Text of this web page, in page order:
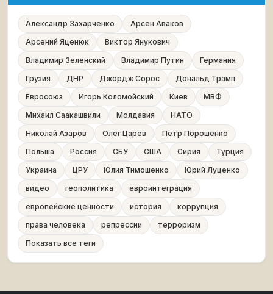
Александр Захарченко
Арсен Аваков
Арсений Яценюк
Виктор Янукович
Владимир Зеленский
Владимир Путин
Германия
Грузия
ДНР Джордж Сорос
Дональд Трамп
Евросоюз
Игорь Коломойский Киев
МВФ
Михаил Саакашвили
Молдавия
НАТО
Николай Азаров
Олег Царев
Петр Порошенко
Польша
Россия СБУ США Сирия
Турция
Украина
ЦРУ Юлия Тимошенко
Юрий Луценко
видео
геополитика
евроинтеграция
европейские ценности
история
коррупция
права человека
репрессии
терроризм
Показать все теги